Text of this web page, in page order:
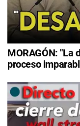
MORAGÓN: "La
proceso